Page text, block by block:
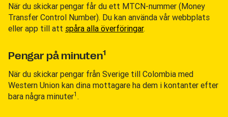
När du skickar pengar får du ett MTCN-nummer (Money
Transfer Control Number). Du kan använda vår webbplats
eller app till att spåra alla överföringar.
Pengar på minuten1
När du skickar pengar från Sverige till Colombia med
Western Union kan dina mottagare ha dem i kontanter efter
bara några minuter1 .